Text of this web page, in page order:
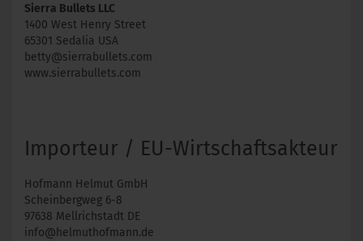
Sierra Bullets LLC
1400 West Henry Street
65301 Sedalia USA
betty@sierrabullets.com
www.sierrabullets.com
Importeur / EU-Wirtschaftsakteur
Hofmann Helmut GmbH
Scheinbergweg 6-8
97638 Mellrichstadt DE
info@helmuthofmann.de